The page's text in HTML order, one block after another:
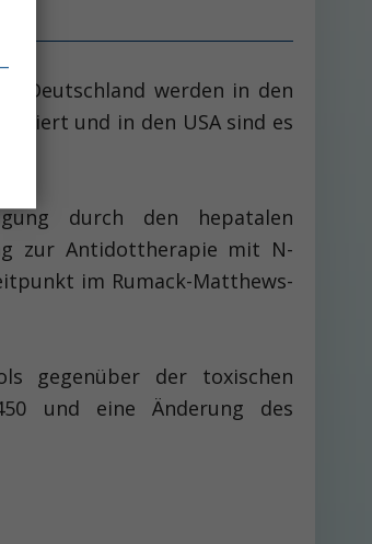
Deutschland werden in den
und in den USA sind es
durch den hepatalen
zur Antidottherapie mit N-
im Rumack-Matthews-
gegenüber der toxischen
und eine Änderung des